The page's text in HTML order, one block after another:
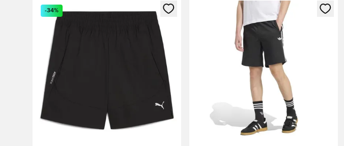
Öffnet ein neues Fenster zum Anmelden oder Registrieren als Mitglied
-34%
Öffnet ein neues Fenster zum Anmelden